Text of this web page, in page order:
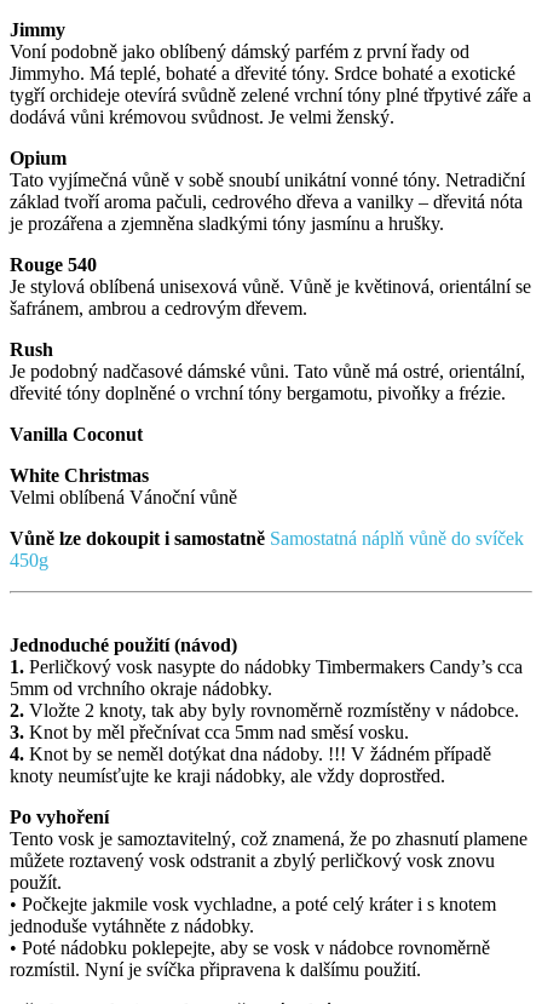
Jimmy
Voní podobně jako oblíbený dámský parfém z první řady od
Jimmyho. Má teplé, bohaté a dřevité tóny. Srdce bohaté a exotické
tygří orchideje otevírá svůdně zelené vrchní tóny plné třpytivé záře a
dodává vůni krémovou svůdnost. Je velmi ženský.
Opium
Tato vyjímečná vůně v sobě snoubí unikátní vonné tóny. Netradiční
základ tvoří aroma pačuli, cedrového dřeva a vanilky – dřevitá nóta
je prozářena a zjemněna sladkými tóny jasmínu a hrušky.
Rouge 540
Je stylová oblíbená unisexová vůně. Vůně je květinová, orientální se
šafránem, ambrou a cedrovým dřevem.
Rush
Je podobný nadčasové dámské vůni. Tato vůně má ostré, orientální,
dřevité tóny doplněné o vrchní tóny bergamotu, pivoňky a frézie.
Vanilla Coconut
White Christmas
Velmi oblíbená Vánoční vůně
Vůně lze dokoupit i samostatně Samostatná náplň vůně do svíček
450g
Jednoduché použití (návod)
1. Perličkový vosk nasypte do nádobky Timbermakers Candy’s cca
5mm od vrchního okraje nádobky.
2. Vložte 2 knoty, tak aby byly rovnoměrně rozmístěny v nádobce.
3. Knot by měl přečnívat cca 5mm nad směsí vosku.
4. Knot by se neměl dotýkat dna nádoby. !!! V žádném případě
knoty neumísťujte ke kraji nádobky, ale vždy doprostřed.
Po vyhoření
Tento vosk je samoztavitelný, což znamená, že po zhasnutí plamene
můžete roztavený vosk odstranit a zbylý perličkový vosk znovu
použít.
• Počkejte jakmile vosk vychladne, a poté celý kráter i s knotem
jednoduše vytáhněte z nádobky.
• Poté nádobku poklepejte, aby se vosk v nádobce rovnoměrně
rozmístil. Nyní je svíčka připravena k dalšímu použití.